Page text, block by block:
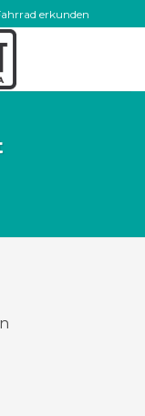
erkunden